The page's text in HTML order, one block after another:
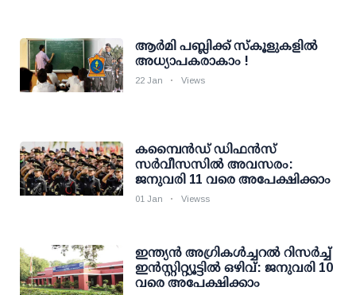
ആര്‍മി പബ്ലിക്ക് സ്‌കൂളുകളില്‍
അധ്യാപകരാകാം !
22 Jan Views
കമ്പൈന്‍ഡ് ഡിഫന്‍സ്
സര്‍വീസസില്‍ അവസരം:
ജനുവരി 11 വരെ അപേക്ഷിക്കാം
01 Jan Viewss
ഇന്ത്യന്‍ അഗ്രികള്‍ച്ചറല്‍ റിസര്‍ച്ച്‌
ഇന്‍സ്റ്റിറ്റ്യൂട്ടില്‍ ഒഴിവ്: ജനുവരി 10
വരെ അപേക്ഷിക്കാം